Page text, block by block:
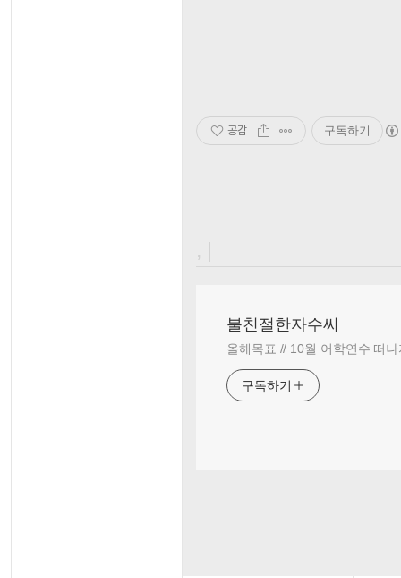
공감 구독하기
, |
불친절한자수씨
올해목표 // 10월 어학연수 떠나
구독하기